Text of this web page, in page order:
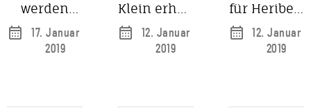
stark
werden
friedlich,
wenn es
um
17. Januar
2019
Klein erhält
das
Verdienstkreuz
1. Klasse
12. Januar
2019
für Heribert
Klein
12. Januar
2019